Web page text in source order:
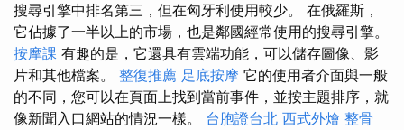
搜尋引擎中排名第三，但在匈牙利使用較少。 在俄羅斯，
它佔據了一半以上的市場，也是鄰國經常使用的搜尋引擎。
按摩課 有趣的是，它還具有雲端功能，可以儲存圖像、影
片和其他檔案。 整復推薦 足底按摩 它的使用者介面與一般
的不同，您可以在頁面上找到當前事件，並按主題排序，就
像新聞入口網站的情況一樣。 台胞證台北 西式外燴 整骨